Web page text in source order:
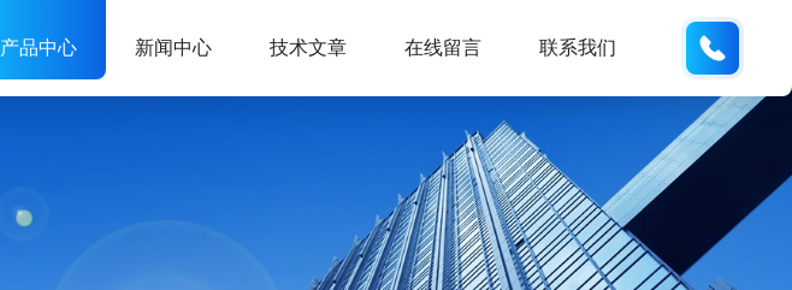
产品中心 新闻中心 技术文章 在线留言 联系我们